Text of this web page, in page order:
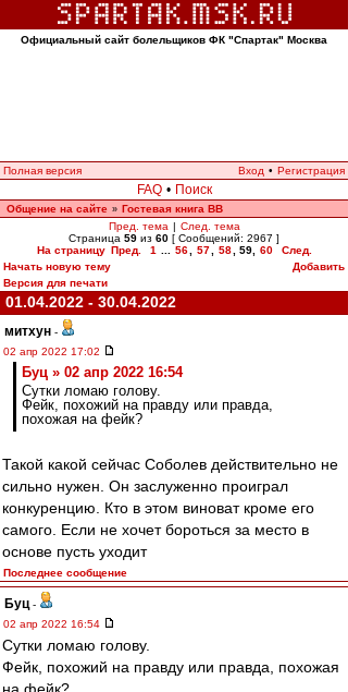
Официальный сайт болельщиков ФК "Спартак" Москва
Полная версия Вход • Регистрация
FAQ • Поиск
Общение на сайте » Гостевая книга ВВ
Пред. тема | След. тема
Страница 59 из 60 [ Сообщений: 2967 ]
На страницу Пред. 1 56 57 58 59, 60
След.
Начать новую тему
Добавить
Версия для печати
01.04.2022 - 30.04.2022
митхун -
02 апр 2022 17:02
Буц » 02 апр 2022 16:54
Сутки ломаю голову.
Фейк, похожий на правду или правда,
похожая на фейк?
Такой какой сейчас Соболев действительно не
сильно нужен. Он заслуженно проиграл
конкуренцию. Кто в этом виноват кроме его
самого. Если не хочет бороться за место в
основе пусть уходит
Последнее сообщение
Буц -
02 апр 2022 16:54
Сутки ломаю голову.
Фейк, похожий на правду или правда, похожая